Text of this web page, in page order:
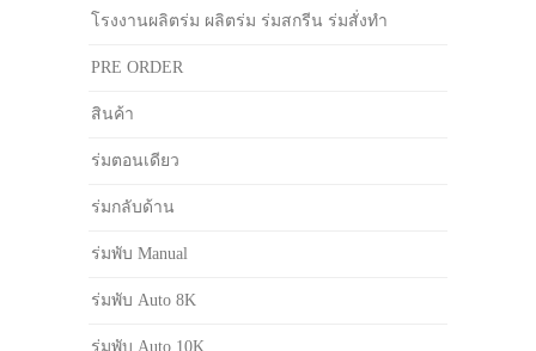
โรงงานผลิตร่ม ผลิตร่ม ร่มสกรีน ร่มสั่งทำ
PRE ORDER
สินค้า
ร่มตอนเดียว
ร่มกลับด้าน
ร่มพับ Manual
ร่มพับ Auto 8K
ร่มพับ Auto 10K